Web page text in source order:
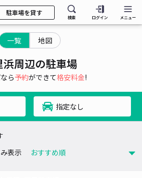
駐車場を貸す
検索 ログイン メニュー
一覧 地図
浜周辺の駐車場
ら予約ができて格安料金!
指定なし
表示